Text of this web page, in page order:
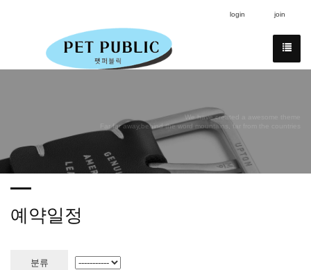
login join
We have created a awesome theme
Far far away,behind the word mountains, far from the countries
예약일정
분류